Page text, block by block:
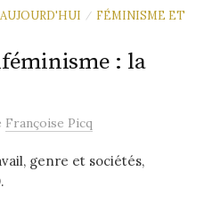
/ FÉMINISME ET
: la
Françoise Picq
genre et sociétés,